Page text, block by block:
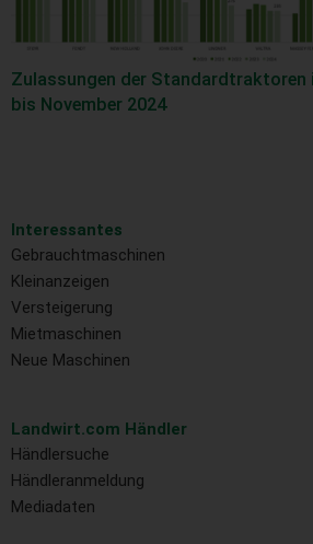
Zulassungen der Standardtraktoren
bis November 2024
Interessantes
Gebrauchtmaschinen
Kleinanzeigen
Versteigerung
Mietmaschinen
Neue Maschinen
Landwirt.com Händler
Händlersuche
Händleranmeldung
Mediadaten